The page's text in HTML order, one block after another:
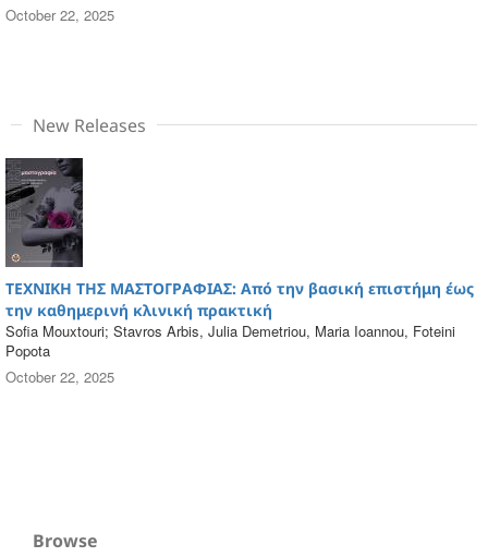
October 22, 2025
New Releases
ΤΕΧΝΙΚΗ ΤΗΣ ΜΑΣΤΟΓΡΑΦΙΑΣ: Από την βασική επιστήμη έως
την καθημερινή κλινική πρακτική
Sofia Mouxtouri; Stavros Arbis, Julia Demetriou, Maria Ioannou, Foteini
Popota
October 22, 2025
Browse